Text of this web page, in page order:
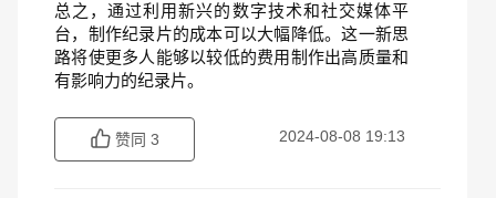
总之，通过利用新兴的数字技术和社交媒体平
台，制作纪录片的成本可以大幅降低。这一新思
路将使更多人能够以较低的费用制作出高质量和
有影响力的纪录片。
赞同 3 2024-08-08 19:13